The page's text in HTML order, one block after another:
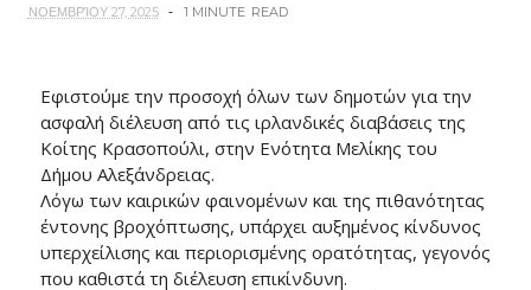
ΝΟΕΜΒΡΊΟΥ 27, 2025 1 MINUTE READ
Εφιστούμε την προσοχή όλων των δημοτών για την
ασφαλή διέλευση από τις ιρλανδικές διαβάσεις της
Κοίτης Κρασοπούλι, στην Ενότητα Μελίκης του
Δήμου Αλεξάνδρειας.
Λόγω των καιρικών φαινομένων και της πιθανότητας
έντονης βροχόπτωσης, υπάρχει αυξημένος κίνδυνος
υπερχείλισης και περιορισμένης ορατότητας, γεγονός
που καθιστά τη διέλευση επικίνδυνη.